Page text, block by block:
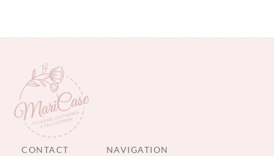
CONTACT NAVIGATION